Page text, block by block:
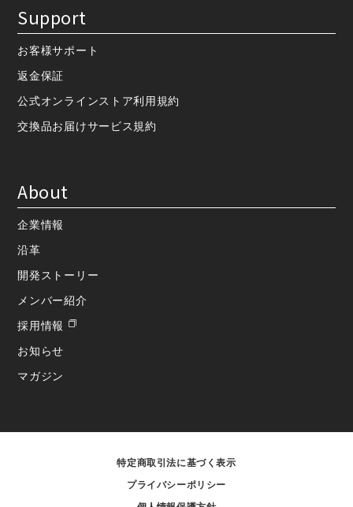
Support
お客様サポート
返金保証
公式オンラインストア利用規約
交換品お届けサービス規約
About
企業情報
沿革
開発ストーリー
メンバー紹介
採用情報
お知らせ
マガジン
特定商取引法に基づく表示
プライバシーポリシー